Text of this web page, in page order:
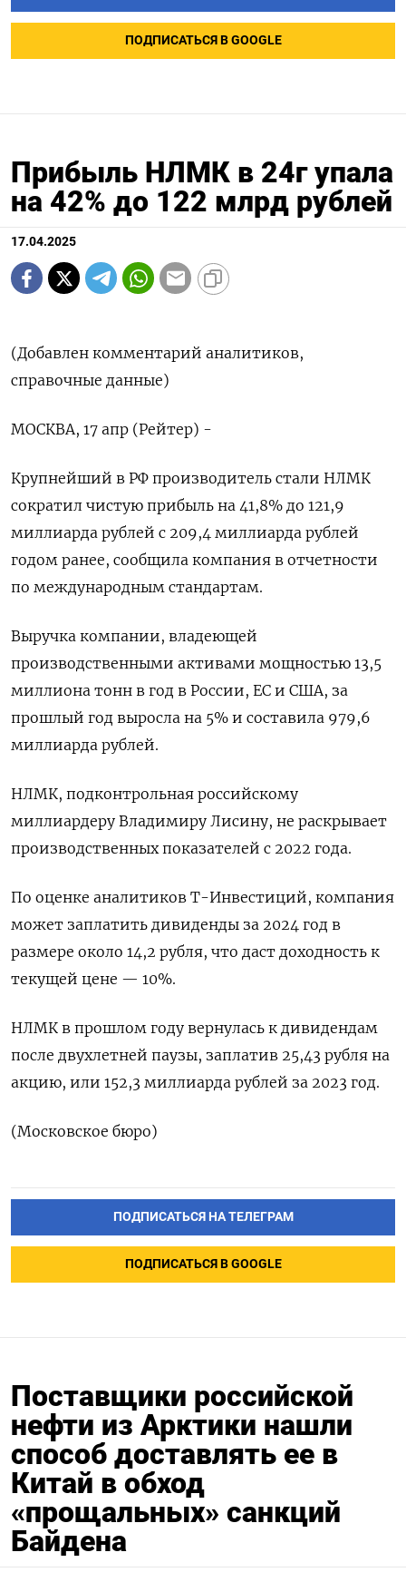
ПОДПИСАТЬСЯ В GOOGLE
Прибыль НЛМК в 24г упала
на 42% до 122 млрд рублей
17.04.2025
(Добавлен комментарий аналитиков,
справочные данные)
МОСКВА, 17 апр (Рейтер) -
Крупнейший в РФ производитель стали НЛМК
сократил чистую прибыль на 41,8% до 121,9
миллиарда рублей с 209,4 миллиарда рублей
годом ранее, сообщила компания в отчетности
по международным стандартам.
Выручка компании, владеющей
производственными активами мощностью 13,5
миллиона тонн в год в России, ЕС и США, за
прошлый год выросла на 5% и составила 979,6
миллиарда рублей.
НЛМК, подконтрольная российскому
миллиардеру Владимиру Лисину, не раскрывает
производственных показателей с 2022 года.
По оценке аналитиков Т-Инвестиций, компания
может заплатить дивиденды за 2024 год в
размере около 14,2 рубля, что даст доходность к
текущей цене — 10%.
НЛМК в прошлом году вернулась к дивидендам
после двухлетней паузы, заплатив 25,43 рубля на
акцию, или 152,3 миллиарда рублей за 2023 год.
(Московское бюро)
ПОДПИСАТЬСЯ НА ТЕЛЕГРАМ
ПОДПИСАТЬСЯ В GOOGLE
Поставщики российской
нефти из Арктики нашли
способ доставлять ее в
Китай в обход
«прощальных» санкций
Байдена